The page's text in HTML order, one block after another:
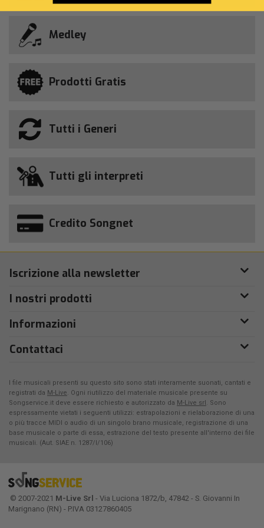
Medley
Prodotti Gratis
Tutti i Generi
Tutti gli interpreti
Credito Songnet
Iscrizione alla newsletter
I nostri prodotti
Informazioni
Contattaci
I file musicali presenti su questo sito sono stati interamente suonati, cantati e
registrati da M-Live. Ogni riutilizzo del materiale musicale presente su
Songservice.it deve essere richiesto e autorizzato da M-Live srl. Sono
espressamente vietati i seguenti utilizzi: estrapolazioni e rielaborazione di una
o più tracce MIDI o audio di un singolo brano musicale, registrazione di una
base musicale o parte di essa, estrazione del testo presente all'interno dei file
musicali. (Aut. SIAE n. 1287/I/106)
© 2007-2021 M-Live Srl - Via Luciona 1872/b, 47842 - S. Giovanni In
Marignano (RN) - P.IVA 03127860405